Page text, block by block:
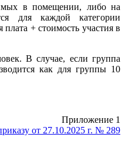
в помещении, либо на
для каждой категории
+ стоимость участия в
В случае, если группа
как для группы 10
Приложение 1
от 27.10.2025 г. № 289